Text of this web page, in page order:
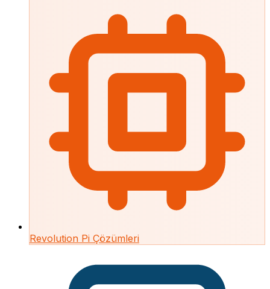
Revolution Pi Çözümleri